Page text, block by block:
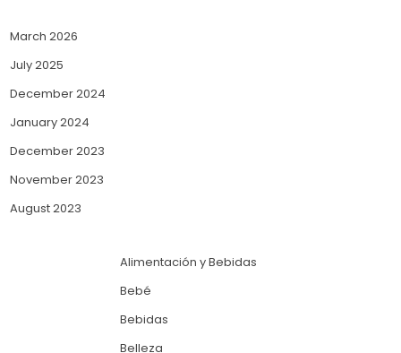
March 2026
July 2025
December 2024
January 2024
December 2023
November 2023
August 2023
Alimentación y Bebidas
Bebé
Bebidas
Belleza